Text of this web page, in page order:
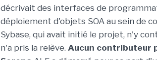
décrivait des interfaces de
déploiement d'objets SOA au sein de
Sybase, qui avait initié le projet, n'y
n'a pris la relève. Aucun contributeur